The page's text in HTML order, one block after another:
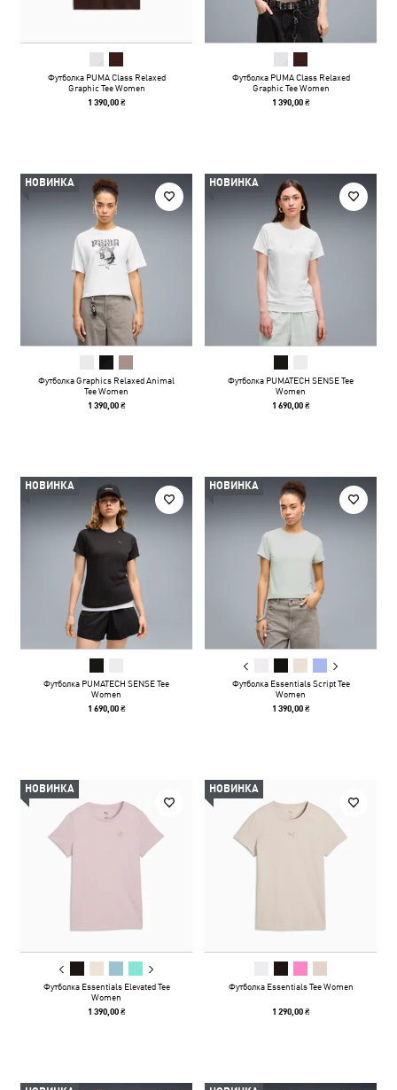
Футболка PUMA Class Relaxed
Graphic Tee Women
1 390,00 ₴
Футболка PUMA Class Relaxed
Graphic Tee Women
1 390,00 ₴
НОВИНКА
Футболка Graphics Relaxed Animal
Tee Women
1 390,00 ₴
НОВИНКА
Футболка PUMATECH SENSE Tee
Women
1 690,00 ₴
НОВИНКА
Футболка PUMATECH SENSE Tee
Women
1 690,00 ₴
НОВИНКА
Футболка Essentials Script Tee
Women
1 390,00 ₴
НОВИНКА
Футболка Essentials Elevated Tee
Women
1 390,00 ₴
НОВИНКА
Футболка Essentials Tee Women
1 290,00 ₴